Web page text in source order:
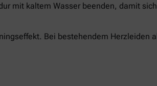
mit kaltem Wasser beenden, damit
Bei bestehendem Herzleiden